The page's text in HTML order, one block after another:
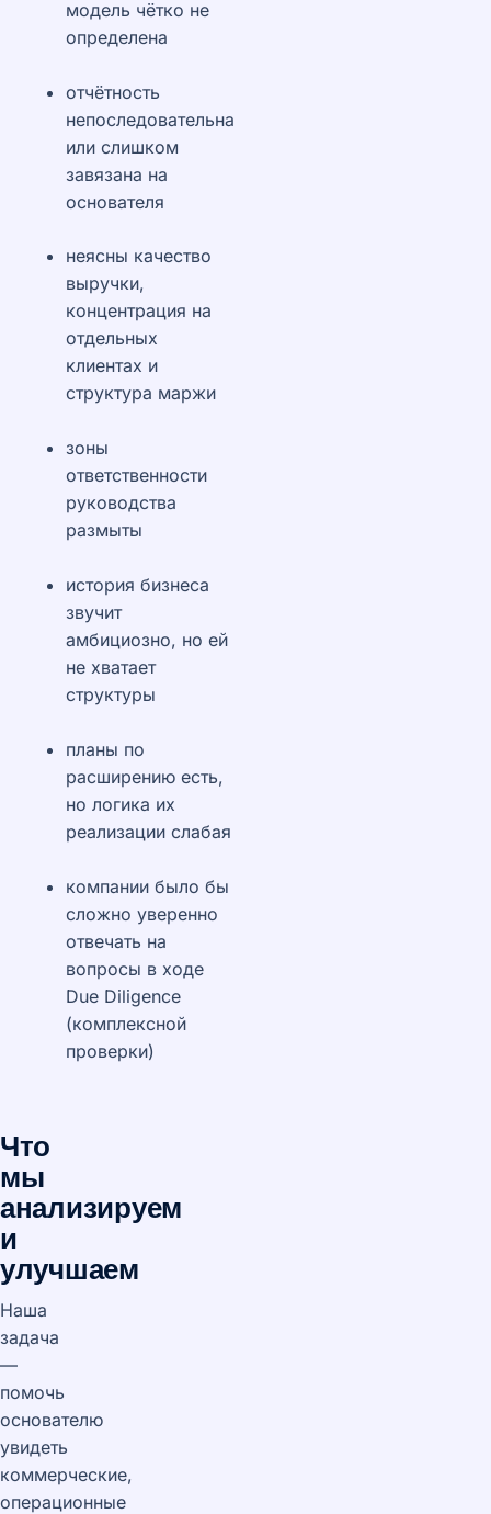
модель чётко не
определена
отчётность
непоследовательна
или слишком
завязана на
основателя
неясны качество
выручки,
концентрация на
отдельных
клиентах и
структура маржи
зоны
ответственности
руководства
размыты
история бизнеса
звучит
амбициозно, но ей
не хватает
структуры
планы по
расширению есть,
но логика их
реализации слабая
компании было бы
сложно уверенно
отвечать на
вопросы в ходе
Due Diligence
(комплексной
проверки)
Что
мы
анализируем
и
улучшаем
Наша
задача
—
помочь
основателю
увидеть
коммерческие,
операционные